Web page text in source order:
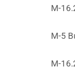
M-
M-5
M-